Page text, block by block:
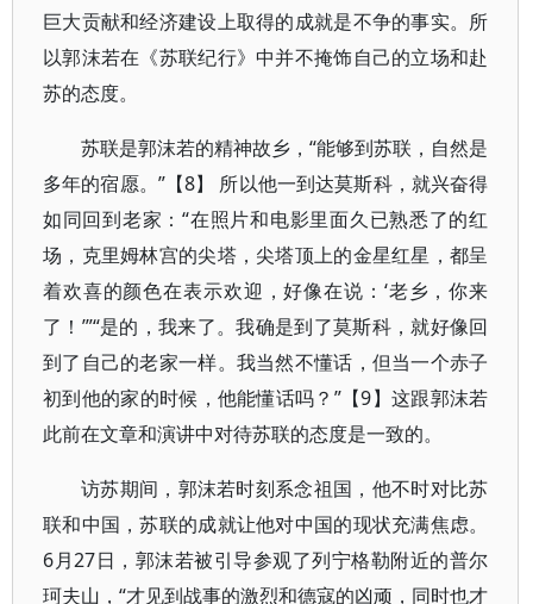
巨大贡献和经济建设上取得的成就是不争的事实。所
以郭沫若在《苏联纪行》中并不掩饰自己的立场和赴
苏的态度。
苏联是郭沫若的精神故乡，“能够到苏联，自然是
多年的宿愿。”【8】 所以他一到达莫斯科，就兴奋得
如同回到老家：“在照片和电影里面久已熟悉了的红
场，克里姆林宫的尖塔，尖塔顶上的金星红星，都呈
着欢喜的颜色在表示欢迎，好像在说：‘老乡，你来
了！’”“是的，我来了。我确是到了莫斯科，就好像回
到了自己的老家一样。我当然不懂话，但当一个赤子
初到他的家的时候，他能懂话吗？”【9】这跟郭沫若
此前在文章和演讲中对待苏联的态度是一致的。
访苏期间，郭沫若时刻系念祖国，他不时对比苏
联和中国，苏联的成就让他对中国的现状充满焦虑。
6月27日，郭沫若被引导参观了列宁格勒附近的普尔
珂夫山，“才见到战事的激烈和德寇的凶顽，同时也才